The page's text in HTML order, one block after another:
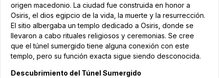
origen macedonio. La ciudad fue construida en honor a
Osiris, el dios egipcio de la vida, la muerte y la resurrección.
El sitio albergaba un templo dedicado a Osiris, donde se
llevaron a cabo rituales religiosos y ceremonias. Se cree
que el túnel sumergido tiene alguna conexión con este
templo, pero su función exacta sigue siendo desconocida.
Descubrimiento del Túnel Sumergido